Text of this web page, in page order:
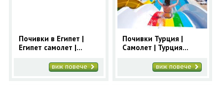
Почивки в Египет |
Египет самолет |
виж повече
Почивки Турция |
Самолет | Турция
виж повече